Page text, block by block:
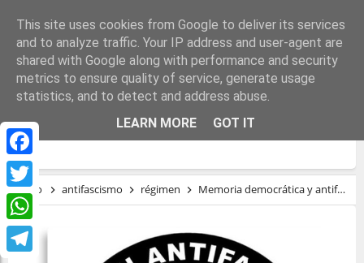
Facebook
Twitter
WhatsApp
MEMORIA DEMOCRÁTICA Y ANTIFASCISTA
- FORO MILICIA Y DEMOCRACIA
Inicio antifascismo régimen Memoria democrática y antifascista - Foro Milicia y Democracia
This site uses cookies from Google to deliver its services
and to analyze traffic. Your IP address and user-agent are
shared with Google along with performance and security
metrics to ensure quality of service, generate usage
statistics, and to detect and address abuse.
LEARN MORE
GOT IT